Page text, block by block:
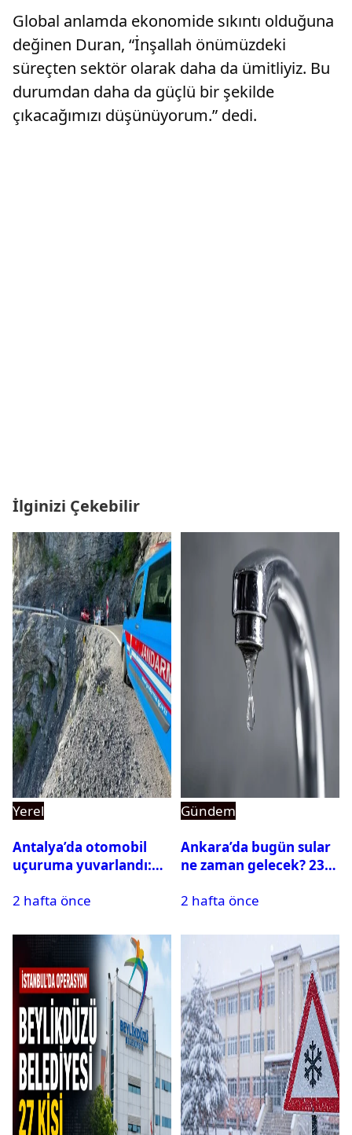
Global anlamda ekonomide sıkıntı olduğuna
değinen Duran, “İnşallah önümüzdeki
süreçten sektör olarak daha da ümitliyiz. Bu
durumdan daha da güçlü bir şekilde
çıkacağımızı düşünüyorum.” dedi.
İlginizi Çekebilir
Yerel
Antalya’da otomobil
uçuruma yuvarlandı:
var
2 hafta önce
Gündem
Ankara’da bugün sular
ne zaman gelecek? 23
su kesintisi sorgulama
2 hafta önce